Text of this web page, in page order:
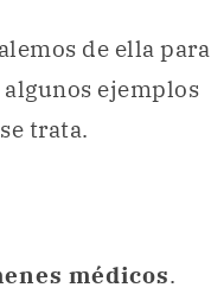
de ella para
ejemplos
trata.
médicos.